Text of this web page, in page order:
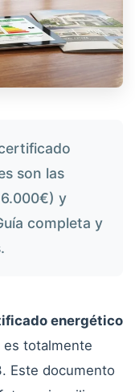
son las
y
completa y
energético
es totalmente
Este documento